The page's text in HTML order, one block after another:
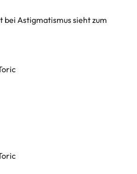
bei Astigmatismus sieht zum